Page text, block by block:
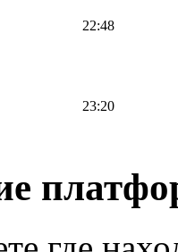
22:48
23:20